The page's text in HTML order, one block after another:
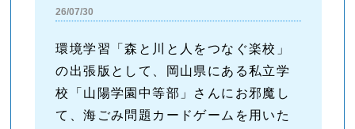
26/07/30
環境学習「森と川と人をつなぐ楽校」
の出張版として、岡山県にある私立学
校「山陽学園中等部」さんにお邪魔し
て、海ごみ問題カードゲームを用いた